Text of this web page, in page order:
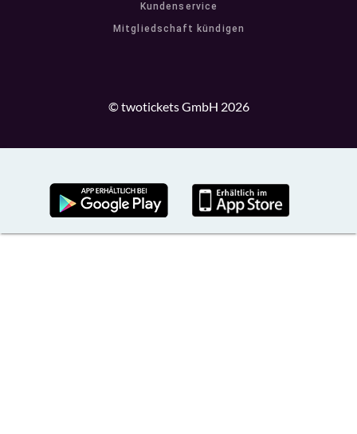
Kundenservice
Mitgliedschaft kündigen
© twotickets GmbH 2026